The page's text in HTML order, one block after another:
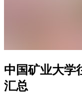
中国矿业大学
汇总